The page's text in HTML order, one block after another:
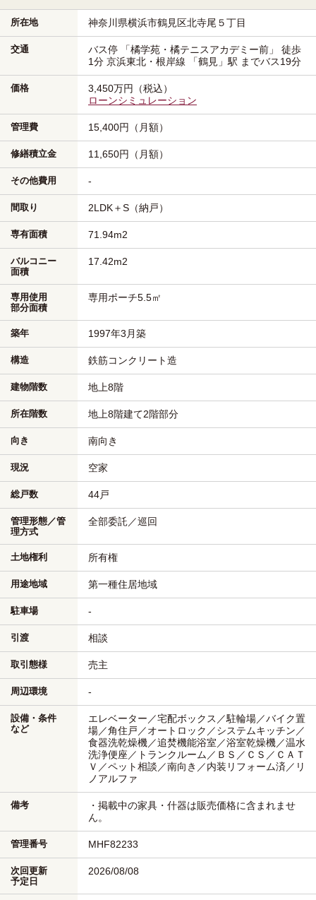
所在地 神奈川県横浜市鶴見区北寺尾５丁目
交通
バス停 「橘学苑・橘テニスアカデミー前」 徒歩
1分 京浜東北・根岸線 「鶴見」駅 までバス19分
価格
3,450万円（税込）
ローンシミュレーション
管理費 15,400円（月額）
修繕積立金 11,650円（月額）
その他費用 -
間取り 2LDK＋S（納戸）
専有面積 71.94m2
バルコニー
面積
17.42m2
専用使用
部分面積
専用ポーチ5.5㎡
築年 1997年3月築
構造 鉄筋コンクリート造
建物階数 地上8階
所在階数 地上8階建て2階部分
向き 南向き
現況 空家
総戸数 44戸
管理形態／管
理方式
全部委託／巡回
土地権利 所有権
用途地域 第一種住居地域
駐車場 -
引渡 相談
取引態様 売主
周辺環境 -
設備・条件
など
エレベーター／宅配ボックス／駐輪場／バイク置
場／角住戸／オートロック／システムキッチン／
食器洗乾燥機／追焚機能浴室／浴室乾燥機／温水
洗浄便座／トランクルーム／ＢＳ／ＣＳ／ＣＡＴ
Ｖ／ペット相談／南向き／内装リフォーム済／リ
ノアルファ
備考
・掲載中の家具・什器は販売価格に含まれませ
ん。
管理番号 MHF82233
次回更新
予定日
2026/08/08